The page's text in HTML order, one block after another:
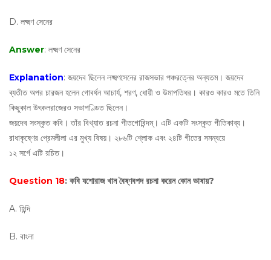
D. লক্ষ্মণ সেনের
Answer: লক্ষ্মণ সেনের
Explanation: জয়দেব ছিলেন লক্ষ্মণসেনের রাজসভার পঞ্চরত্নের অন্যতম। জয়দেব
ব্যতীত অপর চারজন হলেন গোবর্ধন আচার্য, শরণ, ধোয়ী ও উমাপতিধর। কারও কারও মতে তিনি
কিছুকাল উৎকলরাজেরও সভাপণ্ডিত ছিলেন।
জয়দেব সংস্কৃত কবি। তাঁর বিখ্যাত রচনা গীতগোবিন্দম্। এটি একটি সংস্কৃত গীতিকাব্য।
রাধাকৃষ্ণের প্রেমলীলা এর মুখ্য বিষয়। ২৮৬টি শ্লোক এবং ২৪টি গীতের সমন্বয়ে
১২ সর্গে এটি রচিত।
Question 18: কবি যশোরাজ খান বৈষ্ণবপদ রচনা করেন কোন ভাষায়?
A. হিন্দি
B. বাংলা